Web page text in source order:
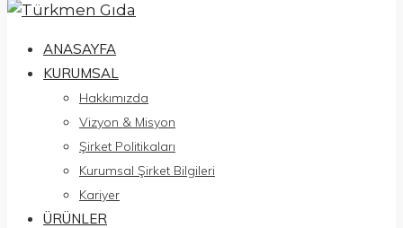
ANASAYFA
KURUMSAL
Hakkımızda
Vizyon & Misyon
Şirket Politikaları
Kurumsal Şirket Bilgileri
Kariyer
ÜRÜNLER